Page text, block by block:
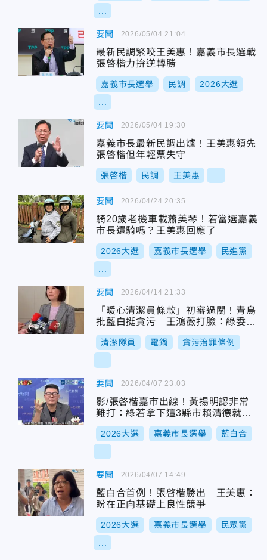
要聞
最新民調緊咬王美惠！嘉義市長選戰
張啓楷力拚逆轉勝
嘉義市長選舉 民調 2026大選
2026/05/04 21:04
要聞
嘉義市長最新民調出爐！王美惠領先
張啓楷但年輕票失守
張啓楷 民調 王美惠
2026/05/04 19:30
要聞
騎20歲老機車載蕭美琴！若當選嘉義
市長還騎嗎？王美惠回應了
2026大選 嘉義市長選舉 民進黨
2026/04/24 20:35
要聞
「暖心清潔員條款」初審過關！青鳥
批藍白挺貪污 王鴻薇打臉：綠委曾
提案
清潔隊員 電鍋 貪污治罪條例
2026/04/14 21:33
要聞
影/張啓楷嘉市出線！黃揚明認非常
難打：綠若拿下這3縣市賴清德就穩
了
2026大選 嘉義市長選舉 藍白合
2026/04/07 23:03
要聞
藍白合首例！張啓楷勝出 王美惠：
盼在正向基礎上良性競爭
2026大選 嘉義市長選舉 民眾黨
2026/04/07 14:49